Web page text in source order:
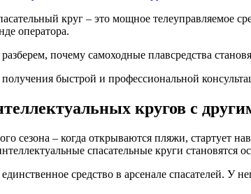
круг – это мощное телеуправляемое
оператора.
почему самоходные плавсредства
быстрой и профессиональной
кругов с
сезона – когда открываются пляжи, стартует
спасательные круги становятся
средство в арсенале спасателей.